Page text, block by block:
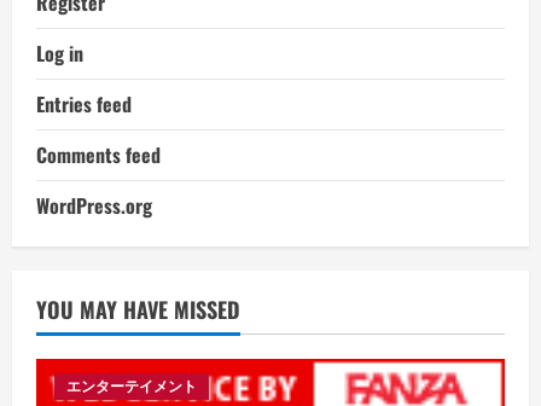
Log in
Entries feed
Comments feed
WordPress.org
YOU MAY HAVE MISSED
エンターテイメント